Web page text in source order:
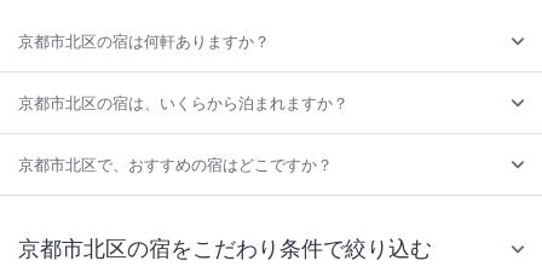
京都市北区の宿は何軒ありますか？
京都市北区の宿は、いくらから泊まれますか？
京都市北区で、おすすめの宿はどこですか？
京都市北区の宿をこだわり条件で絞り込む